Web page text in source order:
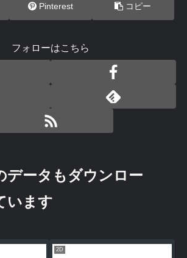
Pinterest コピー
フォローはこちら
データもダウンロー
います
2D